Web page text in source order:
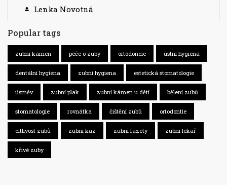
Lenka Novotná
Popular tags
zubní kámen péče o zuby ortodoncie ústní hygiena
dentální hygiena zubní hygiena estetická stomatologie
úsměv zubní plak zubní kámen u dětí bělení zubů
stomatologie rovnátka čištění zubů ortodontie
citlivost zubů zubní kaz zubní fazety zubní lékař
křivé zuby